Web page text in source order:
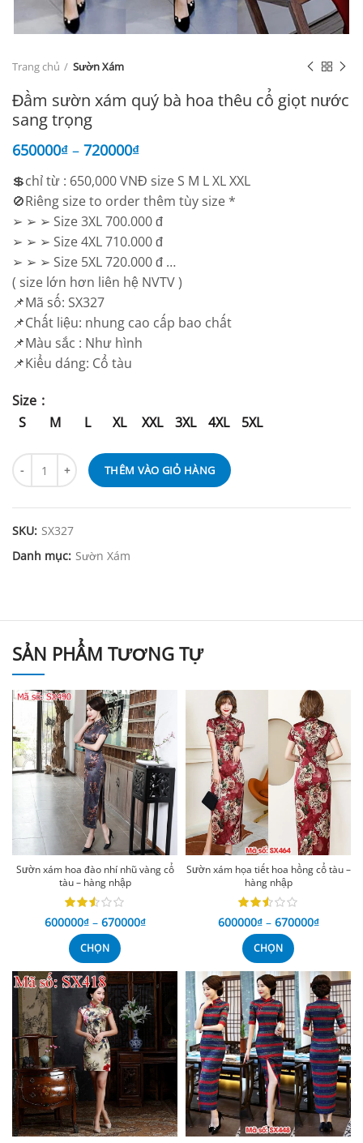
Trang chủ Sườn Xám
Đầm sườn xám quý bà hoa thêu cổ giọt nước
sang trọng
650000₫ – 720000₫
💲chỉ từ : 650,000 VNĐ size S M L XL XXL
🚫Riêng size to order thêm tùy size *
➢ ➢ ➢ Size 3XL 700.000 đ
➢ ➢ ➢ Size 4XL 710.000 đ
➢ ➢ ➢ Size 5XL 720.000 đ …
( size lớn hơn liên hệ NVTV )
📌Mã số: SX327
📌Chất liệu: nhung cao cấp bao chất
📌Màu sắc : Như hình
📌Kiểu dáng: Cổ tàu
Size
S
M L XL XXL 3XL 4XL 5XL
THÊM VÀO GIỎ HÀNG
SKU: SX327
Danh mục: Sườn Xám
SẢN PHẨM TƯƠNG TỰ
Sườn xám hoa đào nhí nhũ vàng cổ
tàu – hàng nhập
600000₫ – 670000₫
CHỌN
Sườn xám họa tiết hoa hồng cổ tàu –
hàng nhập
600000₫ – 670000₫
CHỌN